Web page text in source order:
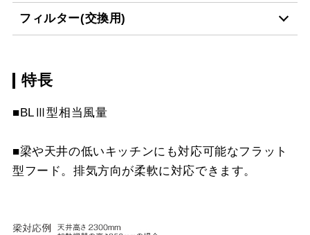
MP-755 BK ¥6,490（税抜価格 ￥
スクロールできます
MP-MTKU-75 BK ¥7,150（税抜価格 ￥
MP-MTKU-90 BK
スクロールできます
YMPP40-350 BK ¥6,490（税抜価格 ￥
YMPP40-350 SI
YMPP40-BF31 BK
YMPP40-BF31 W ¥6,490（税抜価格 ￥
YMPP50-350 BK
CH-BFE-5060 W
CH-BFE-5060 SI
CH-BFE-5075 BK ¥27,170（税抜価格 ￥
CH-BFE-5075 SI
フィルター(交換用)
CSF16-4001
スクロールできます
特長
■BLⅢ型相当風量
■梁や天井の低いキッチンにも対応可能なフラット
型フード。排気方向が柔軟に対応できます。